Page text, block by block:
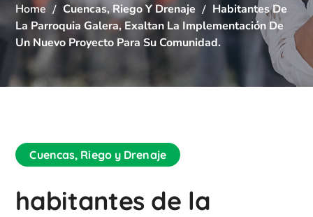
Home Cuencas, Riego Y Drenaje
Habitantes De
La Parroquia Galera, Exaltan La Implementación De
Un Nuevo Proyecto Para Su Comunidad.
Cuencas, Riego y Drenaje
habitantes de la